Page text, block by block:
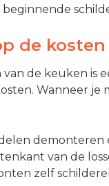
de kosten
de keuken is
Wanneer
van de
zelf